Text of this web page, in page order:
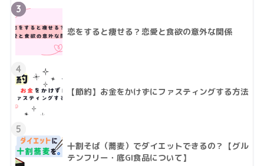
3
恋をすると痩せる？恋愛と食欲の意外な関係
4
【節約】お金をかけずにファスティングする方法
5
十割そば（蕎麦）でダイエットできるの？【グル
テンフリー・底GI食品について】